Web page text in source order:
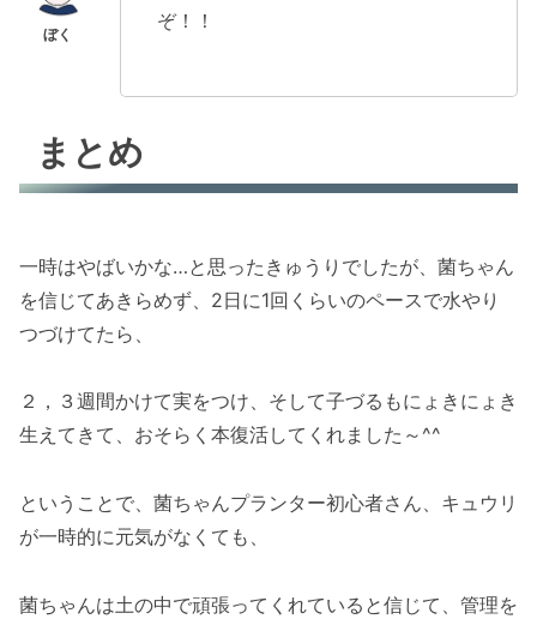
ぞ！！
まとめ
一時はやばいかな…と思ったきゅうりでしたが、菌ちゃん
を信じてあきらめず、2日に1回くらいのペースで水やり
つづけてたら、
２，３週間かけて実をつけ、そして子づるもにょきにょき
生えてきて、おそらく本復活してくれました～^^
ということで、菌ちゃんプランター初心者さん、キュウリ
が一時的に元気がなくても、
菌ちゃんは土の中で頑張ってくれていると信じて、管理を